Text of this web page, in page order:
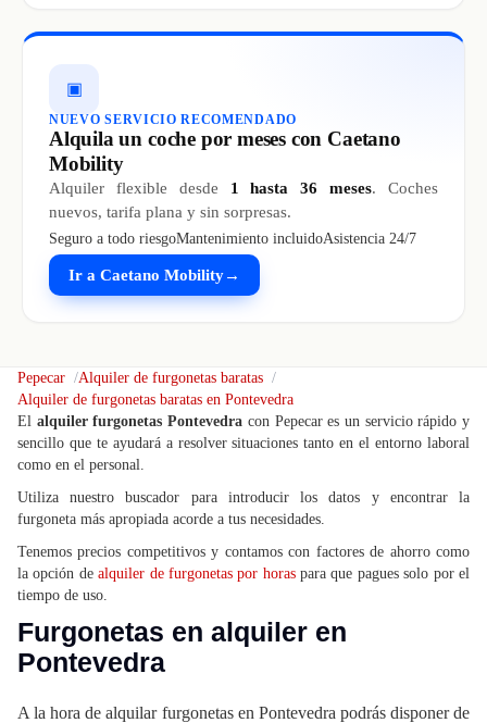
▣
NUEVO SERVICIO RECOMENDADO
Alquila un coche por meses con Caetano
Mobility
Alquiler flexible desde 1 hasta 36 meses. Coches
nuevos, tarifa plana y sin sorpresas.
Seguro a todo riesgoMantenimiento incluidoAsistencia 24/7
Ir a Caetano Mobility→
Pepecar
Alquiler de furgonetas baratas
Alquiler de furgonetas baratas en Pontevedra
El alquiler furgonetas Pontevedra con Pepecar es un servicio rápido y
sencillo que te ayudará a resolver situaciones tanto en el entorno laboral
como en el personal.
Utiliza nuestro buscador para introducir los datos y encontrar la
furgoneta más apropiada acorde a tus necesidades.
Tenemos precios competitivos y contamos con factores de ahorro como
la opción dealquiler de furgonetas por horaspara que pagues solo por el
tiempo de uso.
Furgonetas en alquiler en
Pontevedra
A la hora de alquilar furgonetas en Pontevedra podrás disponer de